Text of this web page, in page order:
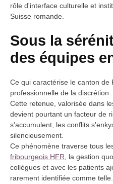
rôle d'interface culturelle et
Suisse romande.
Sous la
des équipes
Ce qui caractérise le canton de
professionnelle de la discrétion
Cette retenue, valorisée dans
devient pourtant un facteur de
s'accumulent, les conflits
silencieusement.
Ce phénomène traverse tous
fribourgeois HFR , la gestion
collègues et avec les patients
rarement identifiée comme